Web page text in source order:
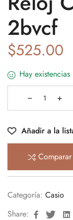
2bvcf
$525.00
Hay existencias
Añadir a la
Comparar
Categoría: Casio
Share:
Facebook